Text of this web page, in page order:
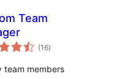
Team
(16загальний
рейтинг
)
team members